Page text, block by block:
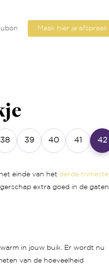
Maak hier je afspraak
38 39 40 41 42
einde van het derde
extra goed in de gaten
in jouw buik. Er wordt nu
van de hoeveelheid